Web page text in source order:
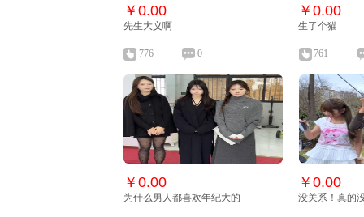
￥0.00
先生大义啊
776 0
￥0.00
生了个猫
761
￥0.00
为什么男人都喜欢年纪大的
￥0.00
没关系！真的